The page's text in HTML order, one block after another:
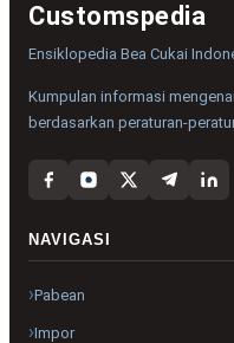
Customspedia
Ensiklopedia Bea Cukai
Kumpulan informasi
berdasarkan peraturan-
NAVIGASI
Pabean
Impor